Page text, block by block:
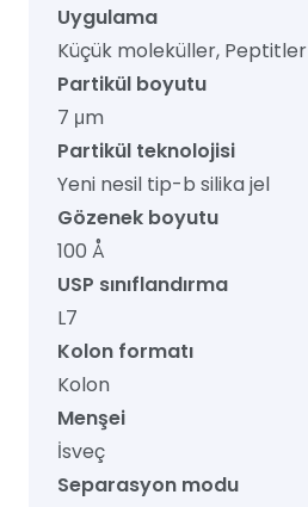
Uygulama
Küçük moleküller, Peptitler
Partikül boyutu
7 μm
Partikül teknolojisi
Yeni nesil tip-b silika jel
Gözenek boyutu
100 Å
USP sınıflandırma
L7
Kolon formatı
Kolon
Menşei
İsveç
Separasyon modu